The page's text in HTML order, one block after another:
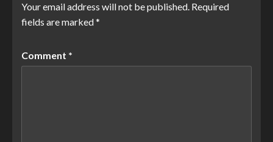
Your email address will not be published. Required
fields are marked*
Comment *